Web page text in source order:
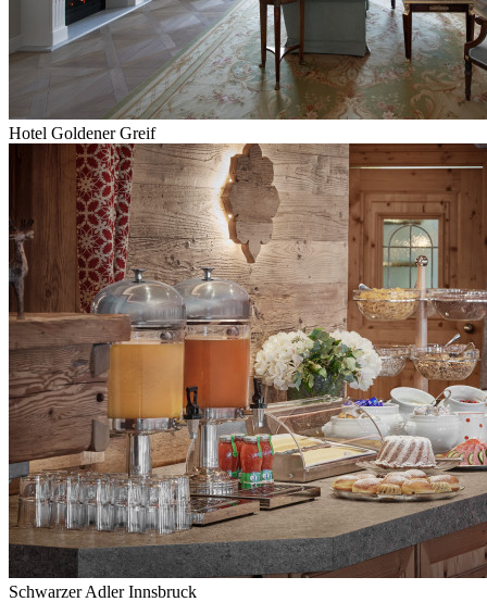
Hotel Goldener Greif
Schwarzer Adler Innsbruck